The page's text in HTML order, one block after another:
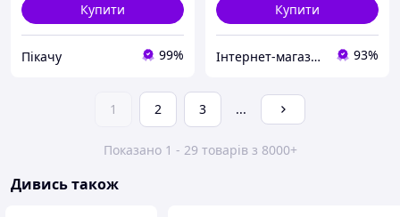
Купити
Пікачу 99%
Купити
Інтернет-магазин Подарунки 93%
1 2 3 ...
Показано 1 - 29 товарів з 8000+
Дивись також